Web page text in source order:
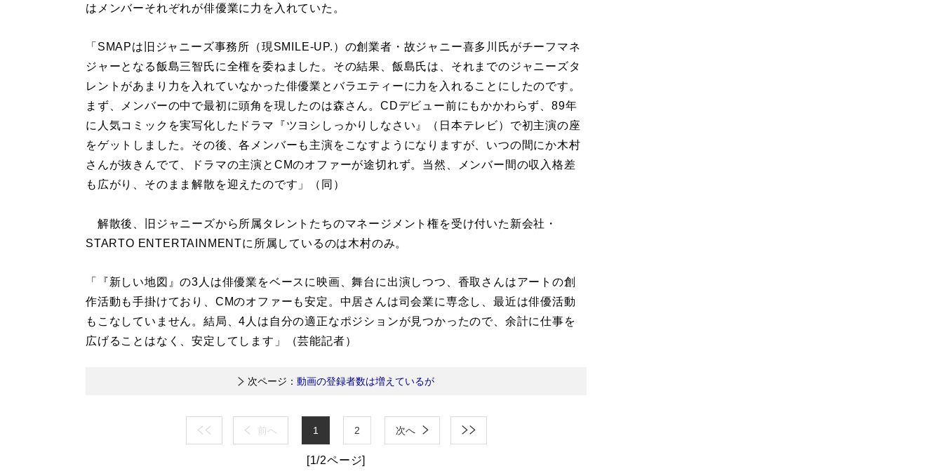
はメンバーそれぞれが俳優業に力を入れていた。
「SMAPは旧ジャニーズ事務所（現SMILE-UP.）の創業者・故ジャニー喜多川氏がチーフマネ
ジャーとなる飯島三智氏に全権を委ねました。その結果、飯島氏は、それまでのジャニーズタ
レントがあまり力を入れていなかった俳優業とバラエティーに力を入れることにしたのです。
まず、メンバーの中で最初に頭角を現したのは森さん。CDデビュー前にもかかわらず、89年
に人気コミックを実写化したドラマ『ツヨシしっかりしなさい』（日本テレビ）で初主演の座
をゲットしました。その後、各メンバーも主演をこなすようになりますが、いつの間にか木村
さんが抜きんでて、ドラマの主演とCMのオファーが途切れず。当然、メンバー間の収入格差
も広がり、そのまま解散を迎えたのです」（同）
解散後、旧ジャニーズから所属タレントたちのマネージメント権を受け付いた新会社・
STARTO ENTERTAINMENTに所属しているのは木村のみ。
「『新しい地図』の3人は俳優業をベースに映画、舞台に出演しつつ、香取さんはアートの創
作活動も手掛けており、CMのオファーも安定。中居さんは司会業に専念し、最近は俳優活動
もこなしていません。結局、4人は自分の適正なポジションが見つかったので、余計に仕事を
広げることはなく、安定してします」（芸能記者）
次ページ： 動画の登録者数は増えているが
前へ 1 2 次へ
[1/2ページ]